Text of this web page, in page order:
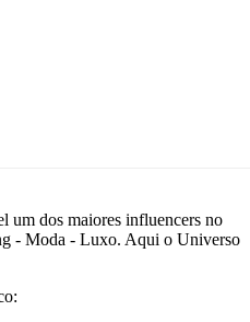
um dos maiores influencers no
- Moda - Luxo. Aqui o Universo